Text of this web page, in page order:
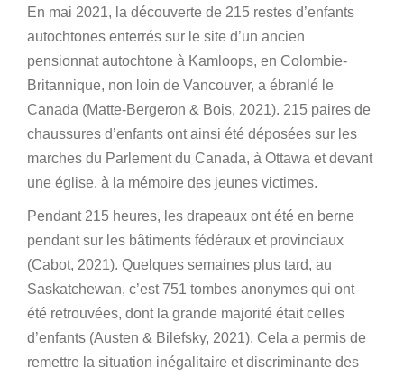
En mai 2021, la découverte de 215 restes d’enfants
autochtones enterrés sur le site d’un ancien
pensionnat autochtone à Kamloops, en Colombie-
Britannique, non loin de Vancouver, a ébranlé le
Canada (Matte-Bergeron & Bois, 2021). 215 paires de
chaussures d’enfants ont ainsi été déposées sur les
marches du Parlement du Canada, à Ottawa et devant
une église, à la mémoire des jeunes victimes.
Pendant 215 heures, les drapeaux ont été en berne
pendant sur les bâtiments fédéraux et provinciaux
(Cabot, 2021). Quelques semaines plus tard, au
Saskatchewan, c’est 751 tombes anonymes qui ont
été retrouvées, dont la grande majorité était celles
d’enfants (Austen & Bilefsky, 2021). Cela a permis de
remettre la situation inégalitaire et discriminante des